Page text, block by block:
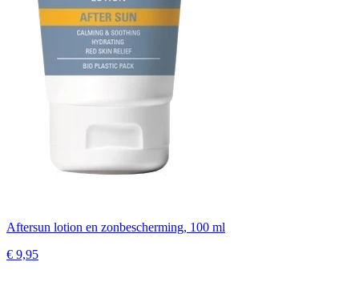
Aftersun lotion en zonbescherming, 100 ml
€ 9,95